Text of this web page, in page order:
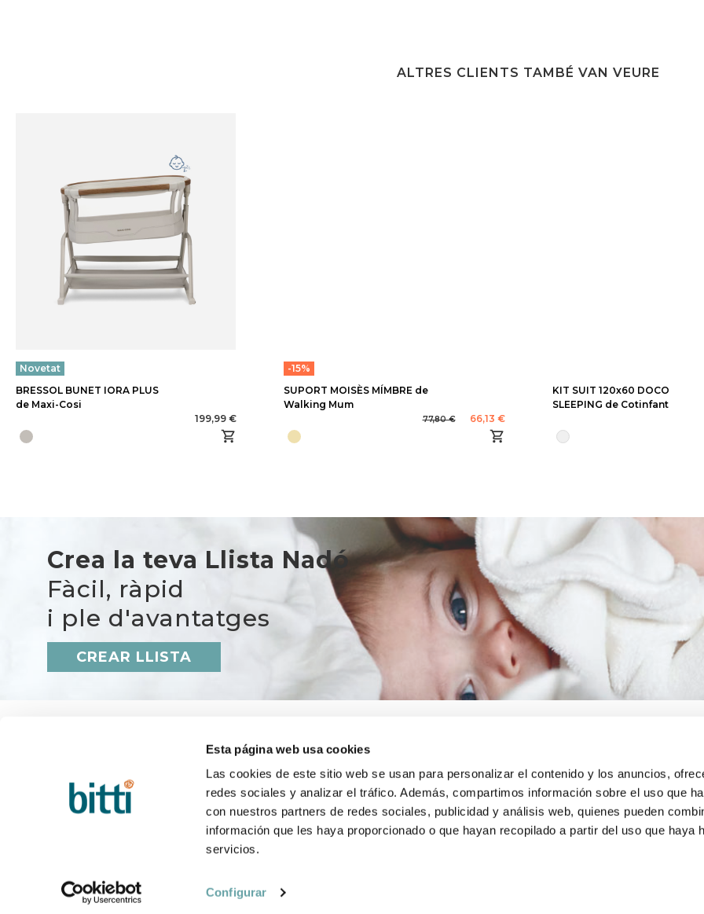
Esta página web usa cookies
Las cookies de este sitio web se usan para personalizar el contenido y los anuncios,
redes sociales y analizar el tráfico. Además, compartimos información sobre el uso que
con nuestros partners de redes sociales, publicidad y análisis web, quienes pueden
información que les haya proporcionado o que hayan recopilado a partir del uso que haya
servicios.
Configurar
ALTRES CLIENTS TAMBÉ VAN VEURE
Novetat
BRESSOL BUNET IORA PLUS
de Maxi-Cosi
199,99 €
-15%
SUPORT MOISÈS MÍMBRE de
Walking Mum
77,80 € 66,13 €
KIT SUIT 120x60 DOCO
SLEEPING de Cotinfant
Crea la teva Llista Nadó
Fàcil, ràpid
i ple d'avantatges
CREAR LLISTA
BITTI
Qui som?
AJUDA
Q&A
Canvis i devolucions
INFORMACIÓ LEGAL
Avís legal
Política de
de dades